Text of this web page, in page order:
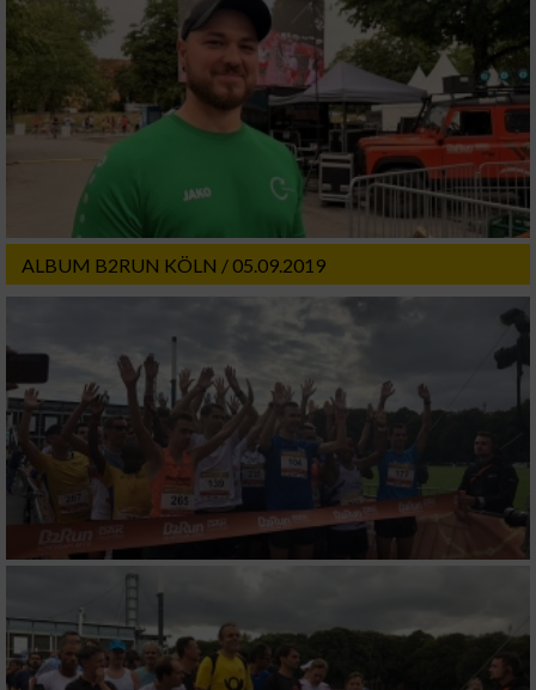
ALBUM B2RUN KÖLN / 05.09.2019
Notwendig
Performance
Funktional
Werbung